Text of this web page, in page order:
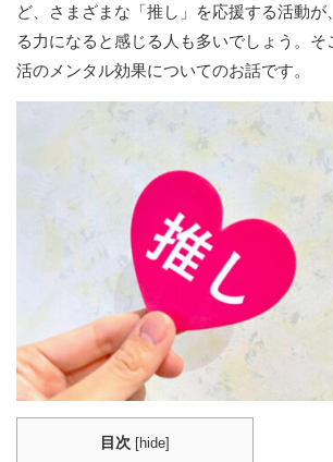
ど、さまざまな「推し」を応援する活動が
る力になると感じる人も多いでしょう。そ
活のメンタル効果についてのお話です。
目次 [hide]